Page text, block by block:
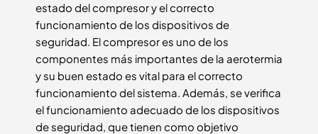
estado del compresor y el correcto
funcionamiento de los dispositivos de
seguridad. El compresor es uno de los
componentes más importantes de la aerotermia
y su buen estado es vital para el correcto
funcionamiento del sistema. Además, se verifica
el funcionamiento adecuado de los dispositivos
de seguridad, que tienen como objetivo